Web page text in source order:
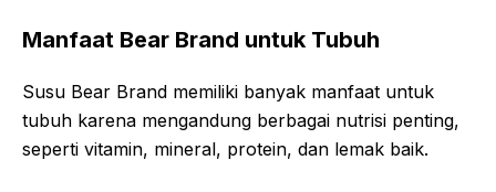
Manfaat Bear Brand untuk Tubuh
Susu Bear Brand memiliki banyak manfaat untuk
tubuh karena mengandung berbagai nutrisi penting,
seperti vitamin, mineral, protein, dan lemak baik.